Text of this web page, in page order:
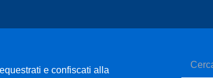
e confiscati alla